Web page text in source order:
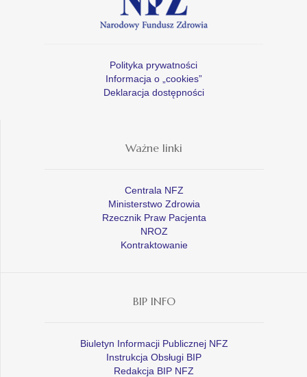
Polityka prywatności
Informacja o „cookies”
Deklaracja dostępności
Ważne linki
Centrala NFZ
Ministerstwo Zdrowia
Rzecznik Praw Pacjenta
NROZ
Kontraktowanie
BIP INFO
Biuletyn Informacji Publicznej NFZ
Instrukcja Obsługi BIP
Redakcja BIP NFZ